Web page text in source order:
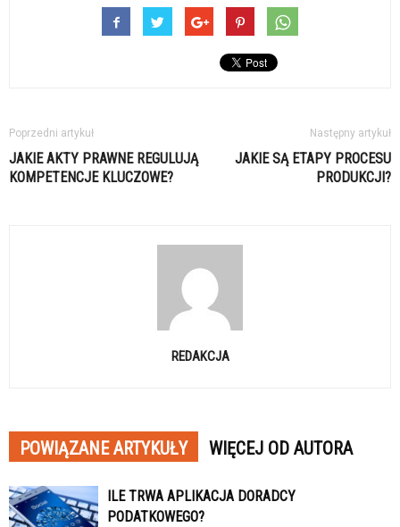
Poprzedni artykuł
JAKIE AKTY PRAWNE REGULUJĄ
KOMPETENCJE KLUCZOWE?
Następny artykuł
JAKIE SĄ ETAPY PROCESU
PRODUKCJI?
REDAKCJA
POWIĄZANE ARTYKUŁY WIĘCEJ OD AUTORA
ILE TRWA APLIKACJA DORADCY
PODATKOWEGO?